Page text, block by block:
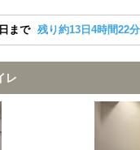
まで 残り約13日4時間22
レ